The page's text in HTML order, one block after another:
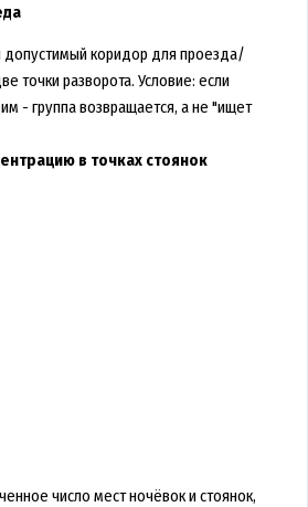
коридор для проезда/
точки разворота. Условие: если
- группа возвращается, а не "ищет
в точках стоянок
число мест ночёвок и стоянок,